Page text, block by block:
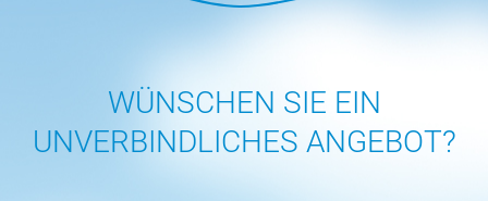
WÜNSCHEN SIE EIN
UNVERBINDLICHES ANGEBOT?